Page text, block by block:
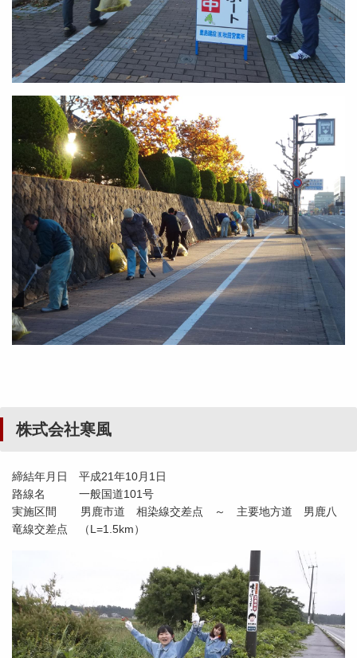
株式会社寒風
締結年月日 平成21年10月1日
路線名 一般国道101号
実施区間 男鹿市道 相染線交差点 ～ 主要地方道 男鹿八
竜線交差点 （L=1.5km）